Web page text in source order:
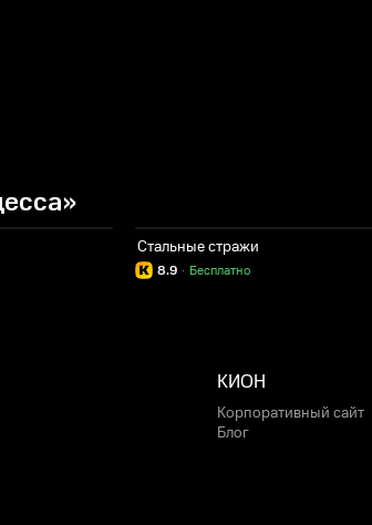
Стальные стражи
8.9 Бесплатно
·
КИОН
Корпоративный сайт
Блог